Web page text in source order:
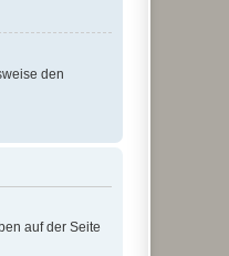
den
auf der Seite